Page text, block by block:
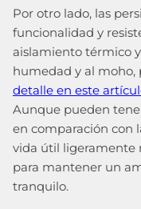
Por otro lado, las
funcionalidad y
aislamiento térmico
humedad y al moho,
detalle en este
Aunque pueden
en comparación con
vida útil ligeramente
para mantener un
tranquilo.